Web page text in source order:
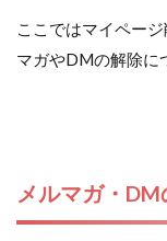
ここではマイペー
マガやDMの解除に
メルマガ・